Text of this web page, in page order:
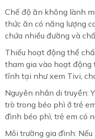
Chế độ ăn không lành
thức ăn có năng lượng
chứa nhiều đường và
Thiếu hoạt động thể
tham gia vào hoạt
tĩnh tại như xem Tivi,
Nguyên nhân di truyền:
trò trong béo phì ở trẻ
đình béo phì, trẻ em có
Môi trường gia đình: